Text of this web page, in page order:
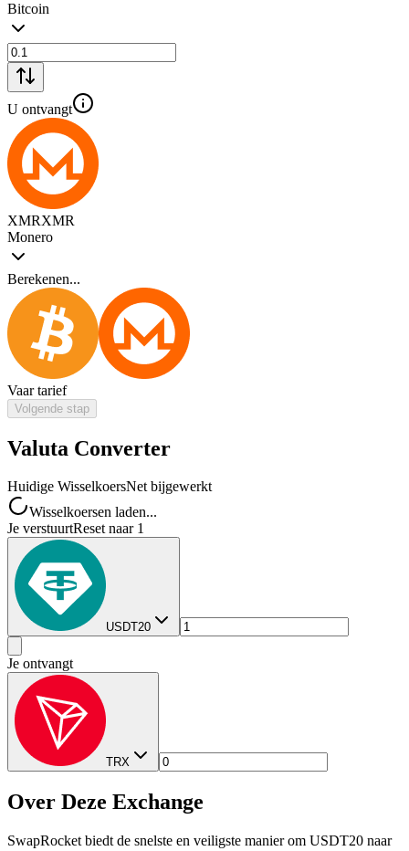
Bitcoin
U ontvangt
XMRXMR
Monero
Berekenen...
Vaar tarief
Volgende stap
Valuta Converter
Huidige WisselkoersNet bijgewerkt
Wisselkoersen laden...
Je verstuurtReset naar 1
USDT20
Je ontvangt
TRX
Over Deze Exchange
SwapRocket biedt de snelste en veiligste manier om USDT20 naar